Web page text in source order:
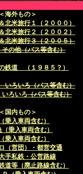
＜海外もの＞
北米旅行１（２０００）
北米旅行２（２００２）
北米旅行３（２００５）
の他（バス等含む）
鉄道 （１９８５？）
いろいろ（バス等含む）
ろいろ（バス等含む）
＜国内もの＞
乗入車両含む）
乗入車両含む）
乗入車両含む）
（営団）・都営交通
手私鉄・公営路線
道等（廃止路線含む）